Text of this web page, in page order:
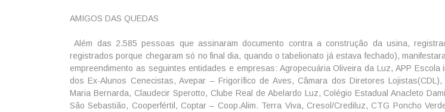
AMIGOS DAS QUEDAS
Além das 2.585 pessoas que assinaram documento contra a construção da usina,
registrados porque chegaram só no final dia, quando o tabelionato já estava fechado),
empreendimento as seguintes entidades e empresas: Agropecuária Oliveira da Luz, APP Escola
dos Ex-Alunos Cenecistas, Avepar – Frigorífico de Aves, Câmara dos Diretores
Maria Bernarda, Claudecir Sperotto, Clube Real de Abelardo Luz, Colégio Estadual Anacleto
São Sebastião, Cooperfértil, Coptar – Coop.Alim. Terra Viva, Cresol/Crediluz, CTG Poncho